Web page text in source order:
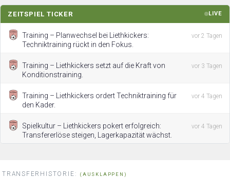
ZEITSPIEL TICKER LIVE
Training – Planwechsel bei Liethkickers:
Techniktraining rückt in den Fokus.
vor 2 Tagen
Training – Liethkickers setzt auf die Kraft von
Konditionstraining.
vor 3 Tagen
Training – Liethkickers ordert Techniktraining für
den Kader.
vor 4 Tagen
Spielkultur – Liethkickers pokert erfolgreich:
Transfererlöse steigen, Lagerkapazität wächst.
vor 4 Tagen
TRANSFERHISTORIE: (AUSKLAPPEN)